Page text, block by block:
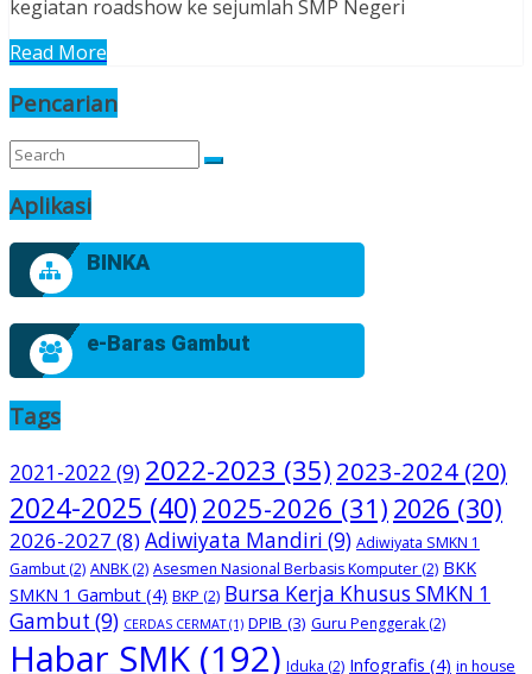
kegiatan roadshow ke sejumlah SMP Negeri
Read More
Pencarian
Aplikasi
BINKA
e-Baras Gambut
Tags
2021-2022 (9) 2022-2023 (35) 2023-2024 (20)
2024-2025 (40) 2025-2026 (31) 2026 (30)
2026-2027 (8)Adiwiyata Mandiri (9) Adiwiyata SMKN 1
Gambut (2) ANBK (2) Asesmen Nasional Berbasis Komputer (2) BKK
SMKN 1 Gambut (4) BKP (2) Bursa Kerja Khusus SMKN 1
Gambut (9) CERDAS CERMAT(1) DPIB (3) Guru Penggerak (2)
Habar SMK (192) Iduka (2) Infografis (4) in house